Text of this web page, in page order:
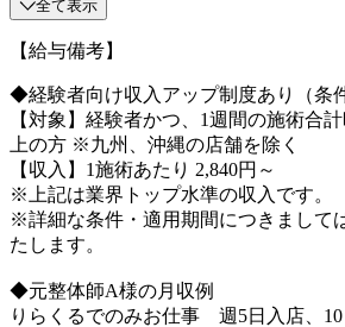
全て表示
【給与備考】
◆経験者向け収入アップ制度あり（条
【対象】経験者かつ、1週間の施術合
上の方 ※九州、沖縄の店舗を除く
【収入】1施術あたり 2,840円～
※上記は業界トップ水準の収入です。
※詳細な条件・適用期間につきまして
たします。
◆元整体師A様の月収例
りらくるでのみお仕事 週5日入店、